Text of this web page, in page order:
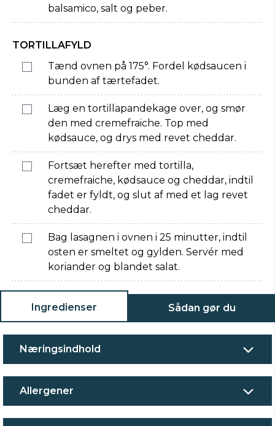
balsamico, salt og peber.
TORTILLAFYLD
Tænd ovnen på 175°. Fordel kødsaucen i
bunden af tærtefadet.
Læg en tortillapandekage over, og smør
den med cremefraiche. Top med
kødsauce, og drys med revet cheddar.
Fortsæt herefter med tortilla,
cremefraiche, kødsauce og cheddar, indtil
fadet er fyldt, og slut af med et lag revet
cheddar.
Bag lasagnen i ovnen i 25 minutter, indtil
osten er smeltet og gylden. Servér med
koriander og blandet salat.
Ingredienser Sådan gør du
Næringsindhold
Allergener